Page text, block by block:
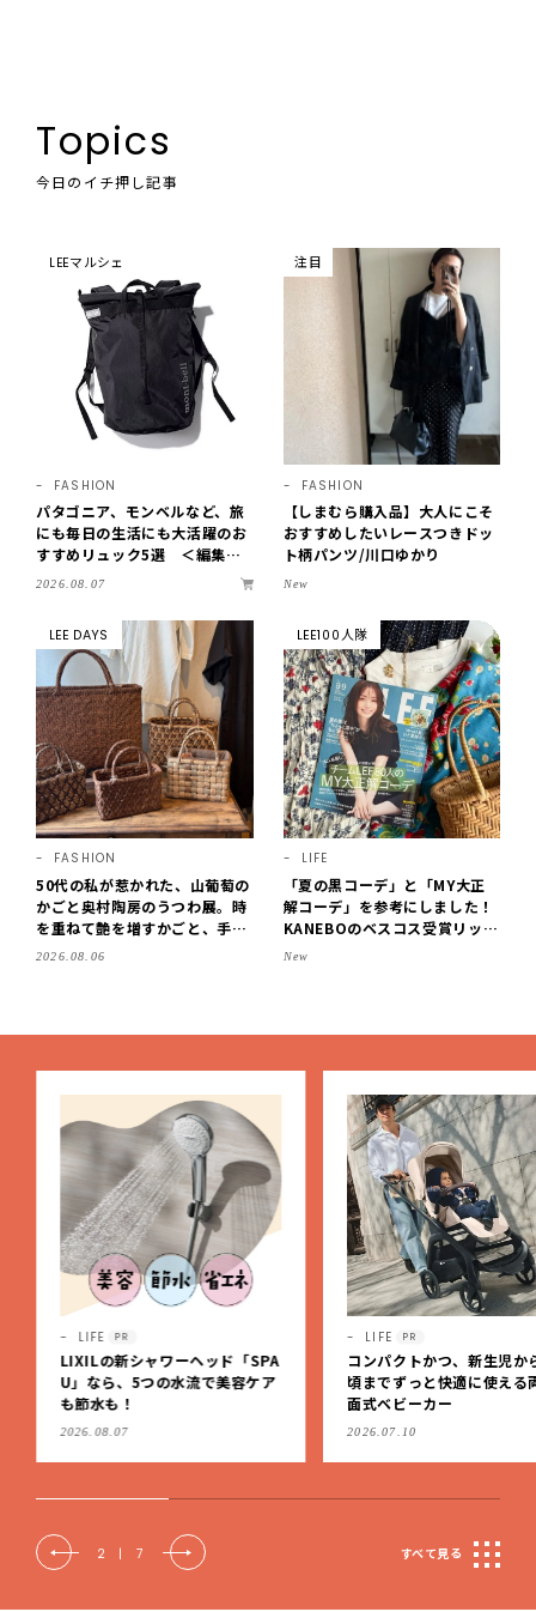
Topics
今日のイチ押し記事
LEEマルシェ
FASHION
パタゴニア、モンベルなど、旅
にも毎日の生活にも大活躍のお
すすめリュック5選 ＜編集部
セレクト＞【LEEマルシェ】
2026.08.07
注目
FASHION
【しまむら購入品】大人にこそ
おすすめしたいレースつきドッ
ト柄パンツ/川口ゆかり
New
LEE DAYS
FASHION
50代の私が惹かれた、山葡萄の
かごと奥村陶房のうつわ展。時
を重ねて艶を増すかごと、手仕
事の美しさに出会いました。
2026.08.06
LEE100人隊
LIFE
「夏の黒コーデ」と「MY大正
解コーデ」を参考にしました！
KANEBOのベスコス受賞リップ
購入も。LEE8・9月号を読んだ
New
LIFE PR
LIXILの新シャワーヘッド「SPA
U」なら、5つの水流で美容ケア
も節水も！
2026.08.07
LIFE PR
コンパクトかつ、新生児か
頃までずっと快適に使える
面式ベビーカー
2026.07.10
2 | 7 すべて見る